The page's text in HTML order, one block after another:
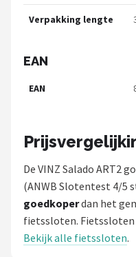
Verpakking lengte
EAN
EAN
De VINZ Salado ART2
(ANWB Slotentest 4/5
goedkoperdan het
fietssloten. Fietssloten
Bekijk alle fietssloten.